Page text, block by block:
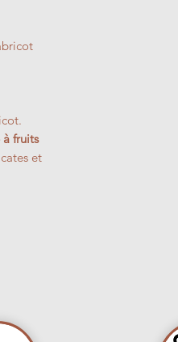
à fruits
et